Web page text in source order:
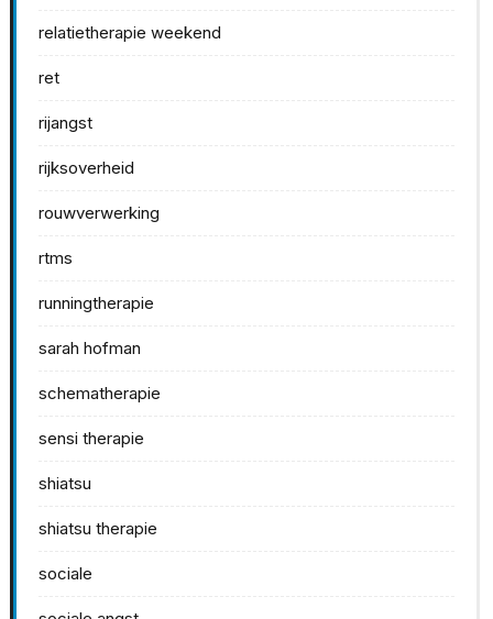
relatietherapie weekend
ret
rijangst
rijksoverheid
rouwverwerking
rtms
runningtherapie
sarah hofman
schematherapie
sensi therapie
shiatsu
shiatsu therapie
sociale